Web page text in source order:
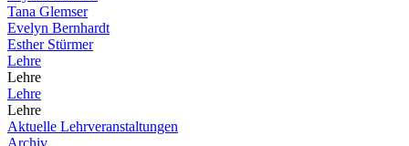
Tana Glemser
Evelyn Bernhardt
Esther Stürmer
Lehre
Lehre
Lehre
Lehre
Aktuelle Lehrveranstaltungen
Archiv